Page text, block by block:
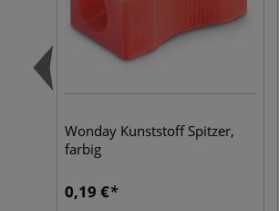
Wonday Kunststoff Spitzer,
farbig
0,19 €